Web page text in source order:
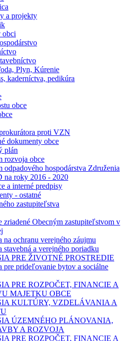
a projekty
obci
Plyn, Kúrenie
kaderníctva, pedikúra
obce
proti VZN
dokumenty obce
plán
rozvoja obce
odpadového hospodárstva Združenia
na roky 2016 - 2020
a interné predpisy
- ostatné
zastupiteľstva
zriadené Obecným zastupiteľstvom v
na ochranu verejného záujmu
stavebná a verejného poriadku
PRE ŽIVOTNÉ PROSTREDIE
pre prideľovanie bytov a sociálne
PRE ROZPOČET, FINANCIE A
MAJETKU OBCE
KULTÚRY, VZDELÁVANIA A
ÚZEMNÉHO PLÁNOVANIA,
A ROZVOJA
PRE ROZPOČET, FINANCIE A